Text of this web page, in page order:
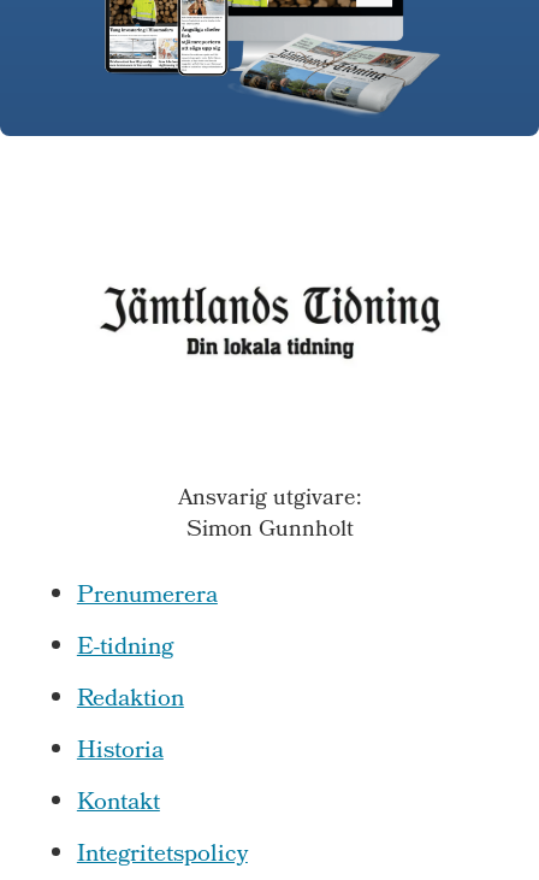
Ansvarig utgivare:
Simon Gunnholt
Prenumerera
E-tidning
Redaktion
Historia
Kontakt
Integritetspolicy